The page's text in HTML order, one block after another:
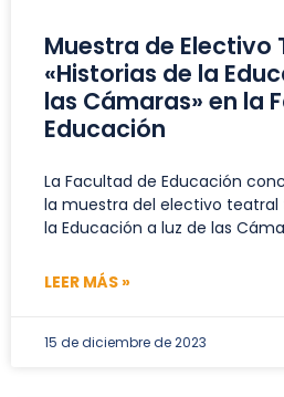
Muestra de Electivo
«Historias de la
las Cámaras» en la
Educación
La Facultad de Educación
la muestra del electivo teatral
la Educación a luz de las
LEER MÁS »
15 de diciembre de 2023